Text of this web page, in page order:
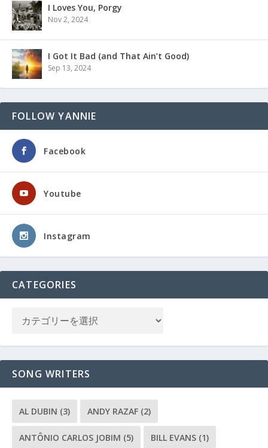
I Loves You, Porgy
Nov 2, 2024
I Got It Bad (and That Ain’t Good)
Sep 13, 2024
FOLLOW YANNIE
Facebook
Youtube
Instagram
CATEGORIES
SONG WRITERS
AL DUBIN (3) ANDY RAZAF (2)
ANTÔNIO CARLOS JOBIM (5) BILL EVANS (1)